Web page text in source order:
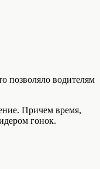
позволяло водителям
Причем время,
гонок.